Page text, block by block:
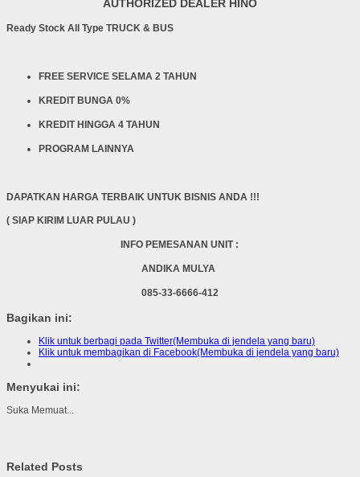
AUTHORIZED DEALER HINO
Ready Stock All Type TRUCK & BUS
FREE SERVICE SELAMA 2 TAHUN
KREDIT BUNGA 0%
KREDIT HINGGA 4 TAHUN
PROGRAM LAINNYA
DAPATKAN HARGA TERBAIK UNTUK BISNIS ANDA !!!
( SIAP KIRIM LUAR PULAU )
INFO PEMESANAN UNIT :
ANDIKA MULYA
085-33-6666-412
Bagikan ini:
Klik untuk berbagi pada Twitter(Membuka di jendela yang baru)
Klik untuk membagikan di Facebook(Membuka di jendela yang baru)
Menyukai ini:
Suka Memuat...
Related Posts